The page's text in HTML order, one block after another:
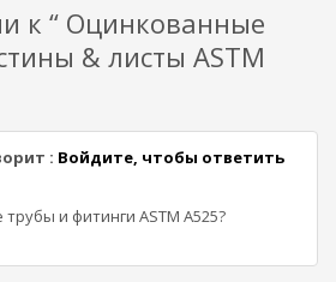
к “ Оцинкованные
& листы ASTM
: Войдите, чтобы ответить
и фитинги ASTM A525?